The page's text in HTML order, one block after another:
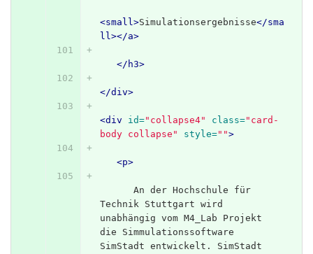
<small>Simulationsergebnisse</sma
ll></a>
</h3>
</div>
<div id="collapse4" class="card-
body collapse"
style="">
<p>
      An der Hochschule für
Technik Stuttgart wird
unabhängig vom M4_Lab Projekt
die Simmulationssoftware
SimStadt entwickelt. SimStadt